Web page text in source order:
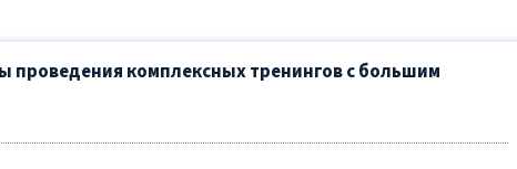
комплексных тренингов с большим